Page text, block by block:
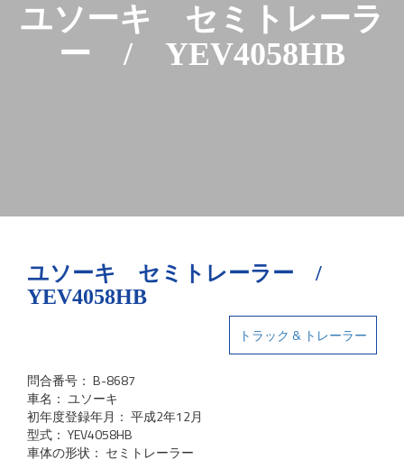
ユソーキ セミトレーラ
ー / YEV4058HB
ユソーキ セミトレーラー /
YEV4058HB
トラック & トレーラー
問合番号： B-8687
車名： ユソーキ
初年度登録年月： 平成2年12月
型式： YEV4058HB
車体の形状： セミトレーラー